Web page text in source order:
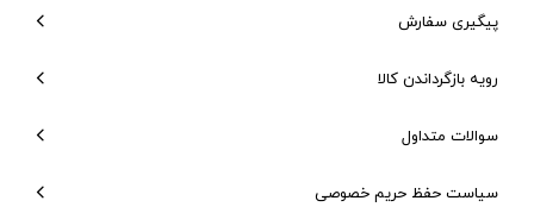
پیگیری سفارش
رویه بازگرداندن کالا
سوالات متداول
سیاست حفظ حریم خصوصی